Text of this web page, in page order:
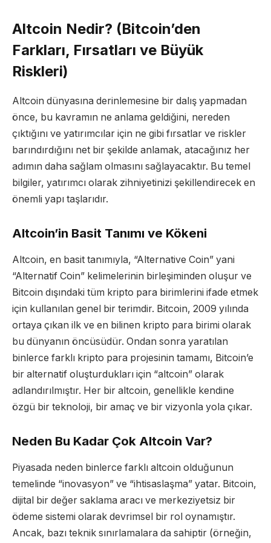
Altcoin Nedir? (Bitcoin’den
Farkları, Fırsatları ve Büyük
Riskleri)
Altcoin dünyasına derinlemesine bir dalış yapmadan
önce, bu kavramın ne anlama geldiğini, nereden
çıktığını ve yatırımcılar için ne gibi fırsatlar ve riskler
barındırdığını net bir şekilde anlamak, atacağınız her
adımın daha sağlam olmasını sağlayacaktır. Bu temel
bilgiler, yatırımcı olarak zihniyetinizi şekillendirecek en
önemli yapı taşlarıdır.
Altcoin’in Basit Tanımı ve Kökeni
Altcoin, en basit tanımıyla, “Alternative Coin” yani
“Alternatif Coin” kelimelerinin birleşiminden oluşur ve
Bitcoin dışındaki tüm kripto para birimlerini ifade etmek
için kullanılan genel bir terimdir. Bitcoin, 2009 yılında
ortaya çıkan ilk ve en bilinen kripto para birimi olarak
bu dünyanın öncüsüdür. Ondan sonra yaratılan
binlerce farklı kripto para projesinin tamamı, Bitcoin’e
bir alternatif oluşturdukları için “altcoin” olarak
adlandırılmıştır. Her bir altcoin, genellikle kendine
özgü bir teknoloji, bir amaç ve bir vizyonla yola çıkar.
Neden Bu Kadar Çok Altcoin Var?
Piyasada neden binlerce farklı altcoin olduğunun
temelinde “inovasyon” ve “ihtisaslaşma” yatar. Bitcoin,
dijital bir değer saklama aracı ve merkeziyetsiz bir
ödeme sistemi olarak devrimsel bir rol oynamıştır.
Ancak, bazı teknik sınırlamalara da sahiptir (örneğin,